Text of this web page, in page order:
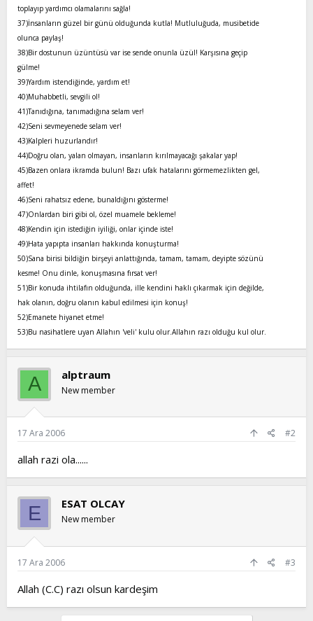
toplayıp yardımcı olamalarını sağla!
37)İnsanların güzel bir günü olduğunda kutla! Mutluluğuda, musibetide
olunca paylaş!
38)Bir dostunun üzüntüsü var ise sende onunla üzül! Karşısına geçip
gülme!
39)Yardım istendiğinde, yardım et!
40)Muhabbetli, sevgili ol!
41)Tanıdığına, tanımadığına selam ver!
42)Seni sevmeyenede selam ver!
43)Kalpleri huzurlandır!
44)Doğru olan, yalan olmayan, insanların kırılmayacağı şakalar yap!
45)Bazen onlara ikramda bulun! Bazı ufak hatalarını görmemezlikten gel,
affet!
46)Seni rahatsız edene, bunaldığını gösterme!
47)Onlardan biri gibi ol, özel muamele bekleme!
48)Kendin için istediğin iyiliği, onlar içinde iste!
49)Hata yapıpta insanları hakkında konuşturma!
50)Sana birisi bildiğin birşeyi anlattığında, tamam, tamam, deyipte sözünü
kesme! Onu dinle, konuşmasına fırsat ver!
51)Bir konuda ihtilafın olduğunda, ille kendini haklı çıkarmak için değilde,
hak olanın, doğru olanın kabul edilmesi için konuş!
52)Emanete hiyanet etme!
53)Bu nasihatlere uyan Allahın 'veli' kulu olur.Allahın razı olduğu kul olur.
A alptraum
New member
17 Ara 2006 #2
allah razi ola......
E ESAT OLCAY
New member
17 Ara 2006 #3
Allah (C.C) razı olsun kardeşim